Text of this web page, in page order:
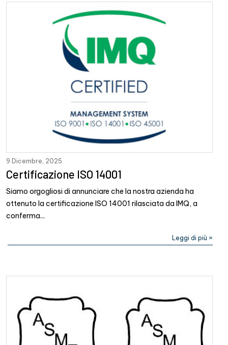
9 Dicembre, 2025
Certificazione ISO 14001
Siamo orgogliosi di annunciare che la nostra azienda ha
ottenuto la certificazione ISO 14001 rilasciata da IMQ, a
conferma...
Leggi di più »